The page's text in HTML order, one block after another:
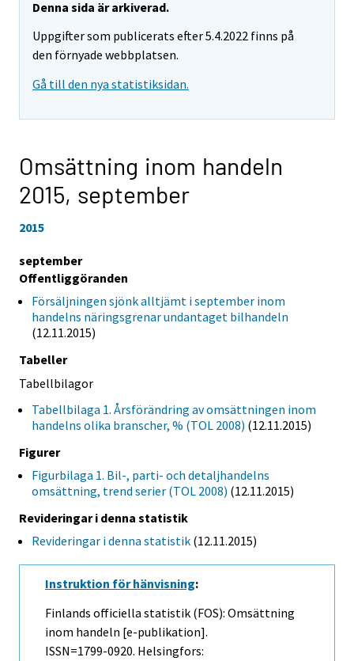
Denna sida är arkiverad.
Uppgifter som publicerats efter 5.4.2022 finns på
den förnyade webbplatsen.
Gå till den nya statistiksidan.
Omsättning inom handeln
2015, september
2015
september
Offentliggöranden
Försäljningen sjönk alltjämt i september inom
handelns näringsgrenar undantaget bilhandeln
(12.11.2015)
Tabeller
Tabellbilagor
Tabellbilaga 1. Årsförändring av omsättningen inom
handelns olika branscher, % (TOL 2008) (12.11.2015)
Figurer
Figurbilaga 1. Bil-, parti- och detaljhandelns
omsättning, trend serier (TOL 2008) (12.11.2015)
Revideringar i denna statistik
Revideringar i denna statistik (12.11.2015)
Instruktion för hänvisning:
Finlands officiella statistik (FOS): Omsättning
inom handeln [e-publikation].
ISSN=1799-0920. Helsingfors: